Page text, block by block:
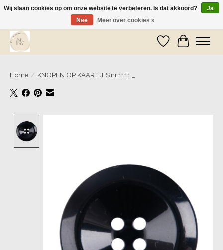
Wij zijn op vakantie! Vanaf zaterdag 9 mei worden er weer pakketjes verzonden
Verlanglijst
Home / KNOPEN OP KAARTJES nr.1111 _
Wij slaan cookies op om onze website te verbeteren. Is dat akkoord?
Ja
Nee
Meer over cookies »